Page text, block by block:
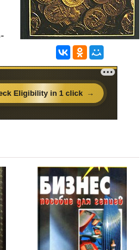
15:48
14:07
20:25
24:05
24:09
27:55
26:49